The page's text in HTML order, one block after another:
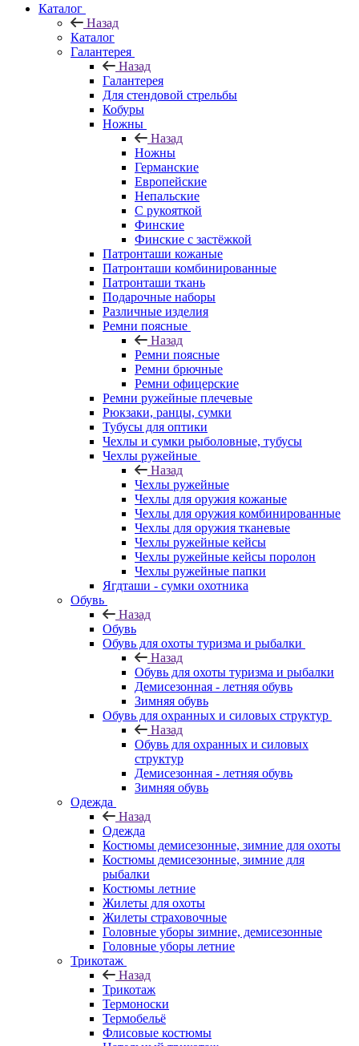
Каталог
Назад
Каталог
Галантерея
Назад
Галантерея
Для стендовой стрельбы
Кобуры
Ножны
Назад
Ножны
Германские
Европейские
Непальские
С рукояткой
Финские
Финские с застёжкой
Патронташи кожаные
Патронташи комбинированные
Патронташи ткань
Подарочные наборы
Различные изделия
Ремни поясные
Назад
Ремни поясные
Ремни брючные
Ремни офицерские
Ремни ружейные плечевые
Рюкзаки, ранцы, сумки
Тубусы для оптики
Чехлы и сумки рыболовные, тубусы
Чехлы ружейные
Назад
Чехлы ружейные
Чехлы для оружия кожаные
Чехлы для оружия комбинированные
Чехлы для оружия тканевые
Чехлы ружейные кейсы
Чехлы ружейные кейсы поролон
Чехлы ружейные папки
Ягдташи - сумки охотника
Обувь
Назад
Обувь
Обувь для охоты туризма и рыбалки
Назад
Обувь для охоты туризма и рыбалки
Демисезонная - летняя обувь
Зимняя обувь
Обувь для охранных и силовых структур
Назад
Обувь для охранных и силовых
структур
Демисезонная - летняя обувь
Зимняя обувь
Одежда
Назад
Одежда
Костюмы демисезонные, зимние для охоты
Костюмы демисезонные, зимние для
рыбалки
Костюмы летние
Жилеты для охоты
Жилеты страховочные
Головные уборы зимние, демисезонные
Головные уборы летние
Трикотаж
Назад
Трикотаж
Термоноски
Термобельё
Флисовые костюмы